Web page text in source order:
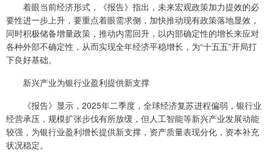
着眼当前经济形式，《报告》指出，未来宏观政策加力提效的必
要性进一步上升，要重点着眼需求侧，加快推动现有政策落地显效，
同时积极储备增量政策，推动内需回升，以内部确定性的增长来应对
各种外部不确定性，从而实现全年经济平稳增长，为“十五五”开局打
下良好基础。
新兴产业为银行业盈利提供新支撑
《报告》显示，2025年二季度，全球经济复苏进程偏弱，银行业
经营承压，规模扩张步伐有所放缓，但人工智能等新兴产业发展动能
较强，为银行业盈利增长提供新支撑，资产质量表现分化，资本补充
状况稳定。